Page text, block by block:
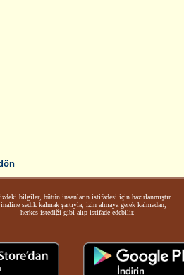
bilgiler, bütün insanların istifadesi için hazırlanmıştır.
sadık kalmak şartıyla, izin almaya gerek kalmadan,
herkes istediği gibi alıp istifade edebilir.